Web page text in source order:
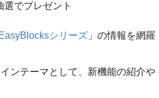
選でプレゼント
EasyBlocksシリーズ 」の情報を網羅
ンテーマとして、新機能の紹介や